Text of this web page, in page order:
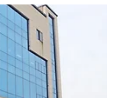
공을 차며 상대방 코트에 공을 넘기
구는 파랑팀이 1등을 차지하였습니
말로 흥미진진했습니다. 선수들은
들을 연출했고, 특히 노랑팀(2조)의 활